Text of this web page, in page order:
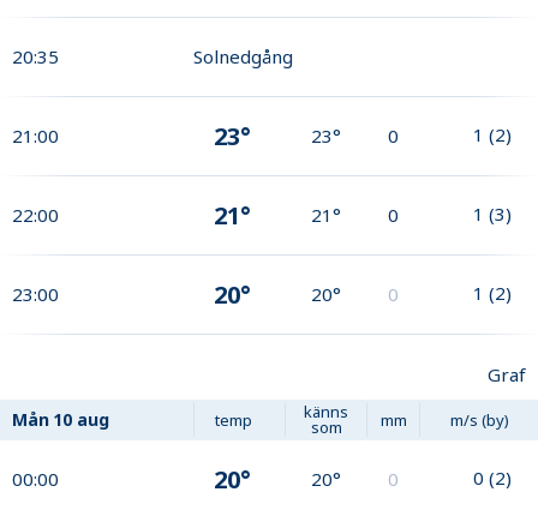
20:35 Solnedgång
21:00 23° 23° 0 1 (2)
22:00 21° 21° 0 1 (3)
23:00 20° 20° 0 1 (2)
Graf
Mån 10 aug temp känns
som mm m/s (by)
00:00 20° 20° 0 0 (2)